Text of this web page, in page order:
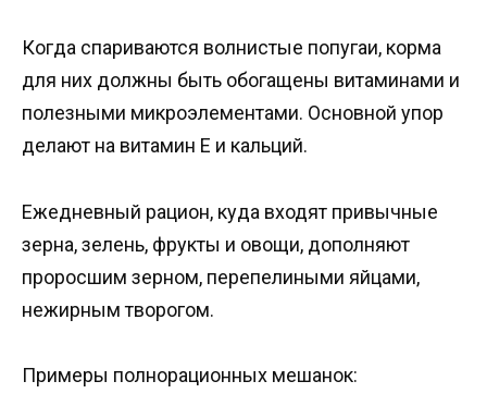
Когда спариваются волнистые попугаи, корма
для них должны быть обогащены витаминами и
полезными микроэлементами. Основной упор
делают на витамин E и кальций.
Ежедневный рацион, куда входят привычные
зерна, зелень, фрукты и овощи, дополняют
проросшим зерном, перепелиными яйцами,
нежирным творогом.
Примеры полнорационных мешанок: